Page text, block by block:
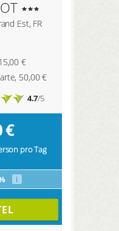
Est, FR
€
50,00 €
4.7/5
€
pro Tag
i